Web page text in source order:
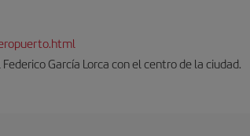
García Lorca con el centro de la ciudad.